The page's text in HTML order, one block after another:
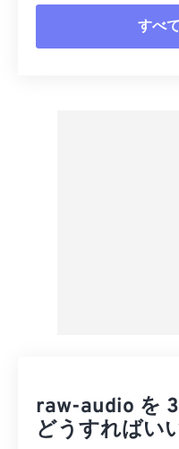
すべ
raw-audio を
どうすればい